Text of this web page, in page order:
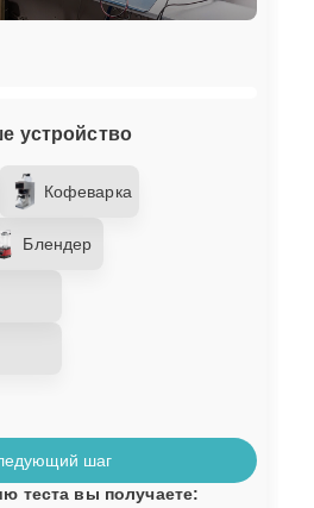
устройство
Кофеварка
Блендер
шаг
теста вы получаете: